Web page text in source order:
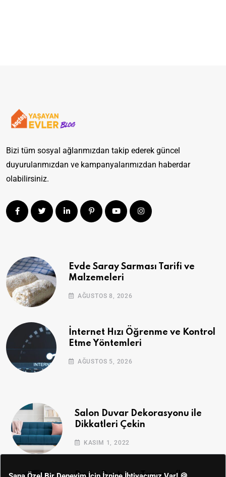
Bizi tüm sosyal ağlarımızdan takip ederek güncel
duyurularımızdan ve kampanyalarımızdan haberdar
olabilirsiniz.
Evde Saray Sarması Tarifi ve
Malzemeleri
AĞUSTOS 8, 2026
İnternet Hızı Öğrenme ve Kontrol
Etme Yöntemleri
AĞUSTOS 5, 2026
Salon Duvar Dekorasyonu ile
Dikkatleri Çekin
KASIM 1, 2022
Doğa Dostu ve Tasarruflu